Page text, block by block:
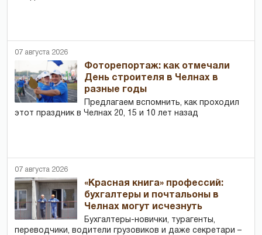
07 августа 2026
Фоторепортаж: как отмечали
День строителя в Челнах в
разные годы
Предлагаем вспомнить, как проходил
этот праздник в Челнах 20, 15 и 10 лет назад
07 августа 2026
«Красная книга» профессий:
бухгалтеры и почтальоны в
Челнах могут исчезнуть
Бухгалтеры-новички, тур­агенты,
переводчики, водители грузовиков и даже секретари –